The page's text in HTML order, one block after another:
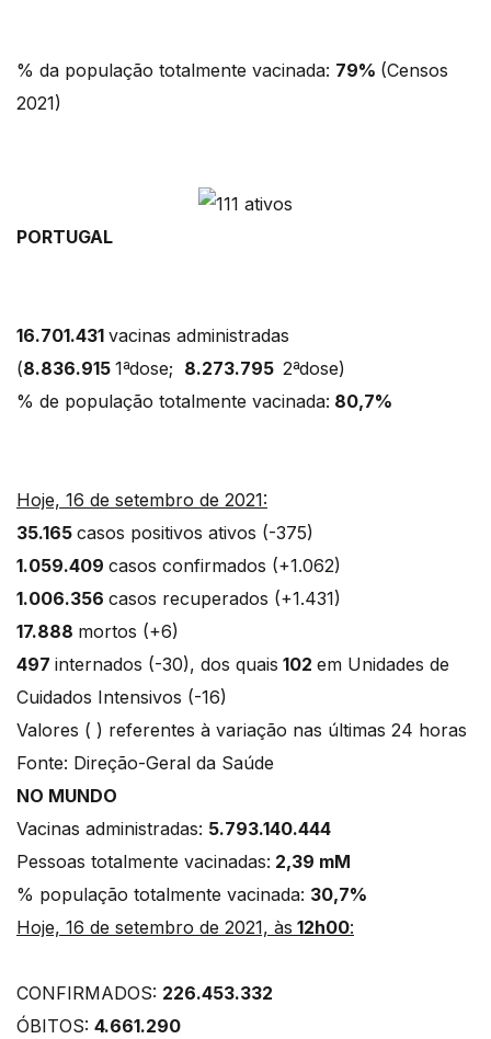
% da população totalmente vacinada: 79% (Censos
2021)
PORTUGAL
16.701.431 vacinas administradas
(8.836.915 1ªdose; 8.273.795 2ªdose)
% de população totalmente vacinada: 80,7%
Hoje, 16 de setembro de 2021:
35.165 casos positivos ativos (-375)
1.059.409 casos confirmados (+1.062)
1.006.356 casos recuperados (+1.431)
17.888 mortos (+6)
497 internados (-30), dos quais 102 em Unidades de
Cuidados Intensivos (-16)
Valores ( ) referentes à variação nas últimas 24 horas
Fonte: Direção-Geral da Saúde
NO MUNDO
Vacinas administradas: 5.793.140.444
Pessoas totalmente vacinadas: 2,39 mM
% população totalmente vacinada: 30,7%
Hoje, 16 de setembro de 2021, às 12h00:
CONFIRMADOS: 226.453.332
ÓBITOS: 4.661.290